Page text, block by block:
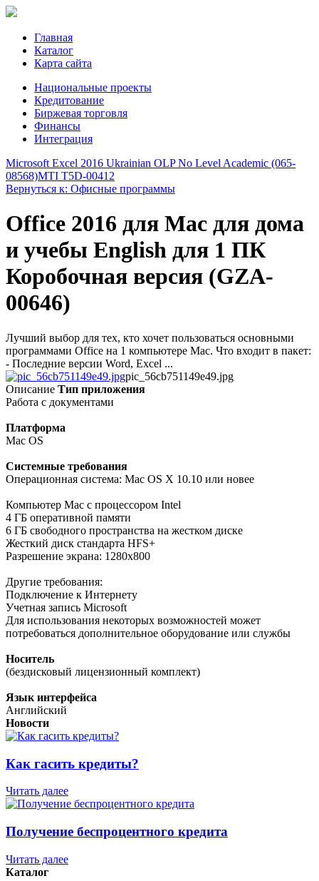
Главная
Каталог
Карта сайта
Национальные проекты
Кредитование
Биржевая торговля
Финансы
Интеграция
Microsoft Excel 2016 Ukrainian OLP No Level Academic (065-
08568)MTI T5D-00412
Вернуться к: Офисные программы
Office 2016 для Mac для дома
и учебы English для 1 ПК
Коробочная версия (GZA-
00646)
Лучший выбор для тех, кто хочет пользоваться основными
программами Office на 1 компьютере Mac. Что входит в пакет:
- Последние версии Word, Excel ...
pic_56cb751149e49.jpg
Описание Тип приложения
Работа с документами
Платформа
Mac OS
Системные требования
Операционная система: Mac OS X 10.10 или новее
Компьютер Mac с процессором Intel
4 ГБ оперативной памяти
6 ГБ свободного пространства на жестком диске
Жесткий диск стандарта HFS+
Разрешение экрана: 1280x800
Другие требования:
Подключение к Интернету
Учетная запись Microsoft
Для использования некоторых возможностей может
потребоваться дополнительное оборудование или службы
Носитель
(бездисковый лицензионный комплект)
Язык интерфейса
Английский
Новости
Как гасить кредиты?
Читать далее
Получение беспроцентного кредита
Читать далее
Каталог